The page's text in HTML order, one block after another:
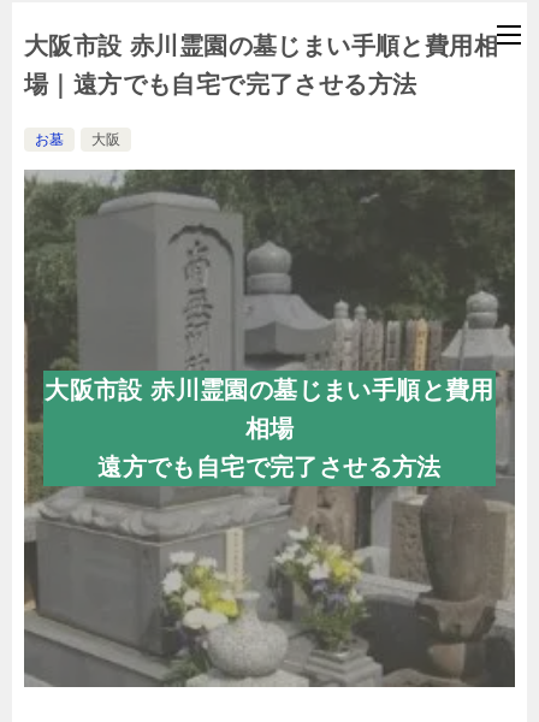
大阪市設 赤川霊園の墓じまい手順と費用相
場｜遠方でも自宅で完了させる方法
お墓 大阪
大阪市設 赤川霊園の墓じまい手順と費用
相場
遠方でも自宅で完了させる方法